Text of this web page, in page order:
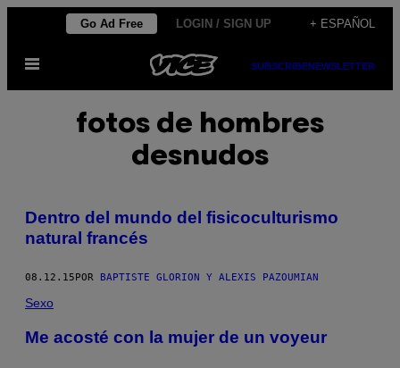
contenido
Go Ad Free LOGIN / SIGN UP + ESPAÑOL
Abrir
SUBSCRIBENEWSLETTER
fotos de hombres
desnudos
Dentro del mundo del fisicoculturismo
natural francés
08.12.15 POR BAPTISTE GLORION Y ALEXIS PAZOUMIAN
Sexo
​Me acosté con la mujer de un voyeur